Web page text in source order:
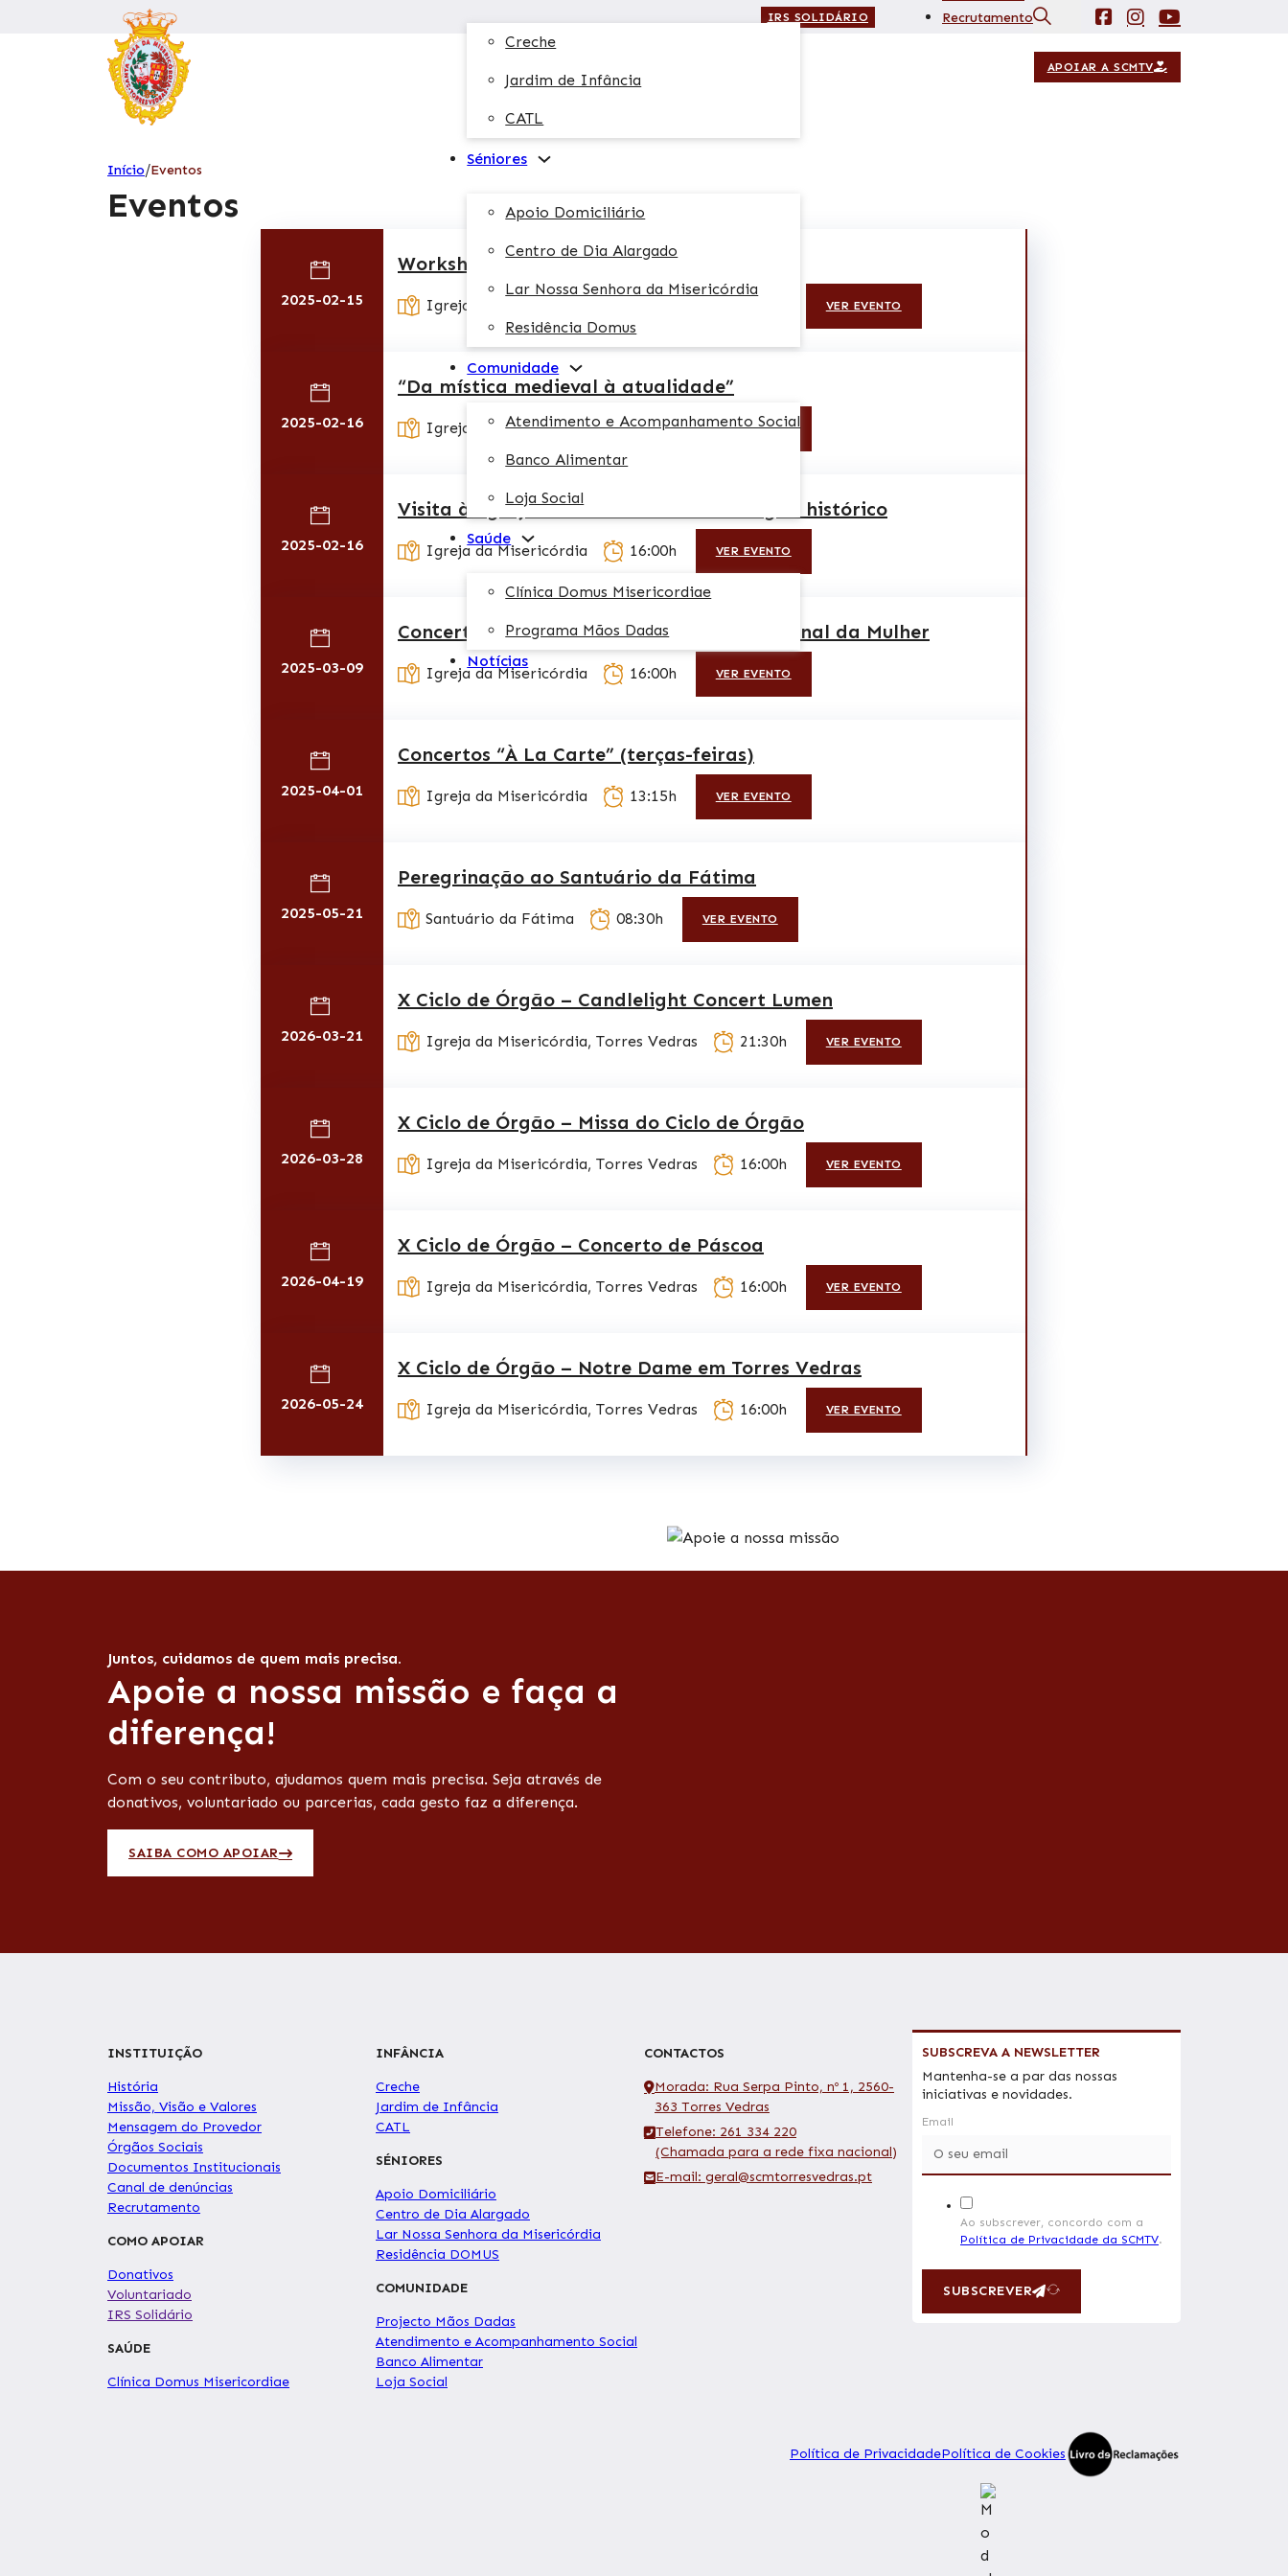
IRS SOLIDÁRIO
Recrutamento
Creche
Jardim de Infância
CATL
Séniores
Apoio Domiciliário
Centro de Dia Alargado
Lar Nossa Senhora da Misericórdia
Residência Domus
Comunidade
Atendimento e Acompanhamento Social
Banco Alimentar
Loja Social
Saúde
Clínica Domus Misericordiae
Programa Mãos Dadas
Notícias
APOIAR A SCMTV
Início/Eventos
Eventos
2025-02-15
Workshop de Órgão
Igreja da Misericórdia, Torres Vedras VER EVENTO
2025-02-16
“Da mística medieval à atualidade”
Igreja da Misericórdia 16:00h VER EVENTO
2025-02-16
Visita à Igreja da Misericórdia e ao Órgão histórico
Igreja da Misericórdia 16:00h VER EVENTO
2025-03-09
Concerto Comemorativo do Dia Internacional da Mulher
Igreja da Misericórdia 16:00h VER EVENTO
2025-04-01
Concertos “À La Carte” (terças-feiras)
Igreja da Misericórdia 13:15h VER EVENTO
2025-05-21
Peregrinação ao Santuário da Fátima
Santuário da Fátima 08:30h VER EVENTO
2026-03-21
X Ciclo de Órgão – Candlelight Concert Lumen
Igreja da Misericórdia, Torres Vedras 21:30h VER EVENTO
2026-03-28
X Ciclo de Órgão – Missa do Ciclo de Órgão
Igreja da Misericórdia, Torres Vedras 16:00h VER EVENTO
2026-04-19
X Ciclo de Órgão – Concerto de Páscoa
Igreja da Misericórdia, Torres Vedras 16:00h VER EVENTO
2026-05-24
X Ciclo de Órgão – Notre Dame em Torres Vedras
Igreja da Misericórdia, Torres Vedras 16:00h VER EVENTO
Apoie a nossa missão e faça a
diferença!
Com o seu contributo, ajudamos quem mais precisa. Seja através de
donativos, voluntariado ou parcerias, cada gesto faz a diferença.
SAIBA COMO APOIAR
Juntos, cuidamos de quem mais precisa.
INSTITUIÇÃO
História
Missão, Visão e Valores
Mensagem do Provedor
Órgãos Sociais
Documentos Institucionais
Canal de denúncias
Recrutamento
COMO APOIAR
Donativos
Voluntariado
IRS Solidário
SAÚDE
Clínica Domus Misericordiae
INFÂNCIA
Creche
Jardim de Infância
CATL
SÉNIORES
Apoio Domiciliário
Centro de Dia Alargado
Lar Nossa Senhora da Misericórdia
Residência DOMUS
COMUNIDADE
Projecto Mãos Dadas
Atendimento e Acompanhamento Social
Banco Alimentar
Loja Social
CONTACTOS
Morada: Rua Serpa Pinto, nº 1, 2560-
363 Torres Vedras
Telefone: 261 334 220
(Chamada para a rede fixa nacional)
E-mail: geral@scmtorresvedras.pt
SUBSCREVA A NEWSLETTER
Mantenha-se a par das nossas
iniciativas e novidades.
Email
Ao subscrever, concordo com a
Política de Privacidade da SCMTV.
SUBSCREVER
Política de PrivacidadePolítica de Cookies